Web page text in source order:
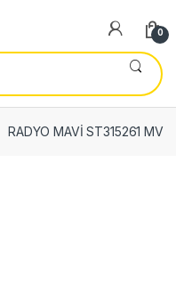
0
RADYO MAVİ ST315261 MV